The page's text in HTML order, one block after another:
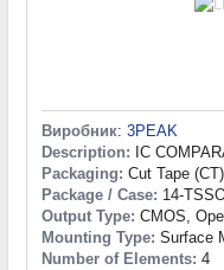
Виробник: 3PEAK
Description: IC
Packaging: Cut Tape (CT)
Package / Case: 14-
Output Type: CMOS,
Mounting Type: Surface
Number of Elements: 4